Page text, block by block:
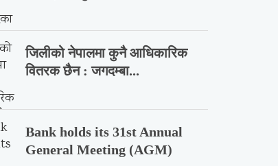
जिलीको नेपालमा कुनै आधिकारिक
वितरक छैन : जगदम्बा...
Bank holds its 31st Annual
General Meeting (AGM)